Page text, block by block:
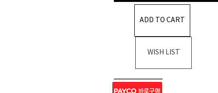
ADD TO CART
WISH LIST